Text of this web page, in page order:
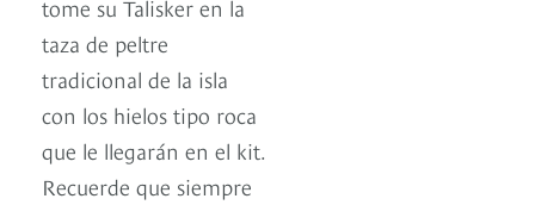
tome su Talisker en la
taza de peltre
tradicional de la isla
con los hielos tipo roca
que le llegarán en el kit.
Recuerde que siempre